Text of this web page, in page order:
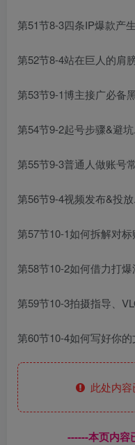
第51节8-3四条IP爆款产
第52节8-4站在巨人的肩
第53节9-1博主接广必备
第54节9-2起号步骤&避
第55节9-3普通人做账号
第56节9-4视频发布&投
第57节10-1如何拆解对
第58节10-2如何借力打
第59节10-3拍摄指导、
第60节10-4如何写好你
此处内容
------本页内容